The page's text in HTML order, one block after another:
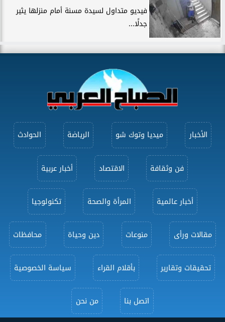
فيديو متداول لسيدة مسنة أمام منزلها يثير
جدلًا...
الأخبار ميديا وتوك شو الرياضة الحوادث
فن وثقافة الاقتصاد أخبار عربية
أخبار عالمية المرأة والصحة تكنولوجيا
مقالات ورأى منوعات دين وحياة محافظات
تحقيقات وتقارير بأقلام القراء سياسة الخصوصية
اتصل بنا من نحن